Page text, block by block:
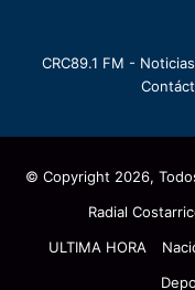
CRC89.1 FM -
© Copyright 2026,
Radial
ULTIMA HORA